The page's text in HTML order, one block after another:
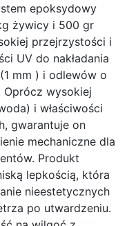
epoksydowy
żywicy i 500 gr
przejrzystości i
UV do nakładania
mm ) i odlewów o
Oprócz wysokiej
i właściwości
gwarantuje on
mechaniczne dla
Produkt
lepkością, która
nieestetycznych
po utwardzeniu.